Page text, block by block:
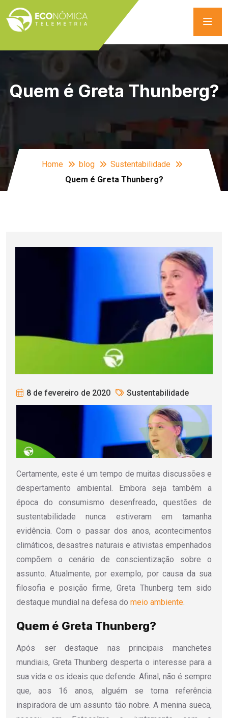
Quem é Greta Thunberg?
Home blog
Sustentabilidade
Quem é Greta Thunberg?
8 de fevereiro de 2020 Sustentabilidade
Certamente, este é um tempo de muitas discussões e
despertamento ambiental. Embora seja também a
época do consumismo desenfreado, questões de
sustentabilidade nunca estiveram em tamanha
evidência. Com o passar dos anos, acontecimentos
climáticos, desastres naturais e ativistas empenhados
compõem o cenário de conscientização sobre o
assunto. Atualmente, por exemplo, por causa da sua
filosofia e posição firme, Greta Thunberg tem sido
destaque mundial na defesa do meio ambiente.
Quem é Greta Thunberg?
Após ser destaque nas principais manchetes
mundiais, Greta Thunberg desperta o interesse para a
sua vida e os ideais que defende. Afinal, não é sempre
que, aos 16 anos, alguém se torna referência
inspiradora de um assunto tão nobre. A menina sueca,